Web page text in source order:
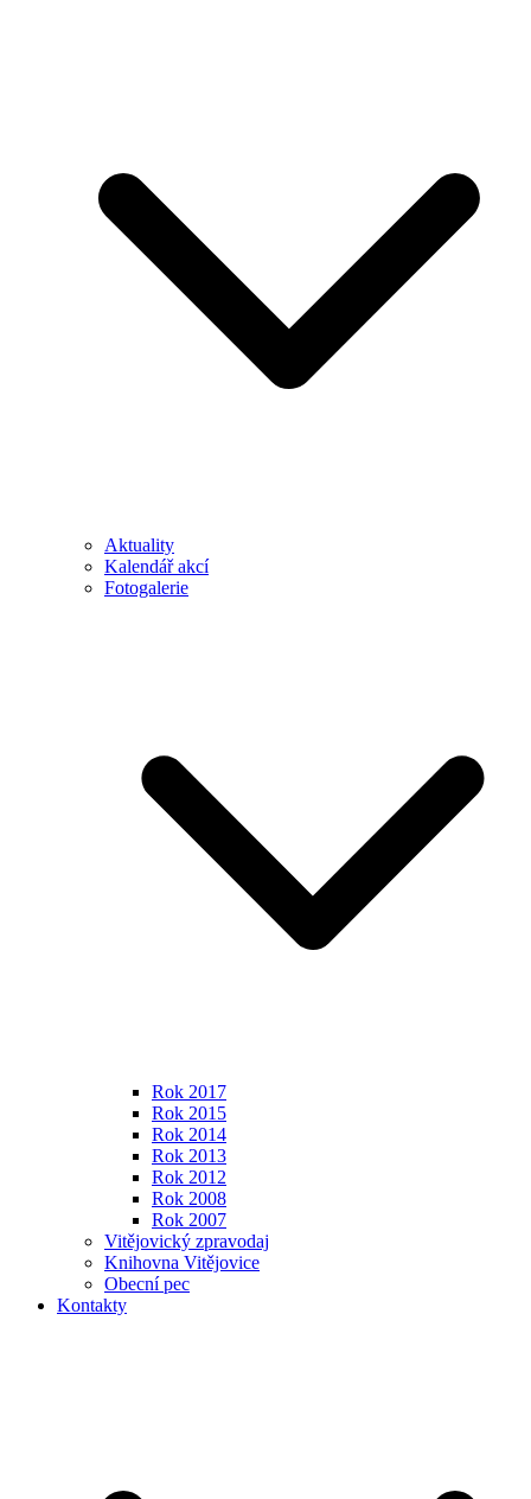
Aktuality
Kalendář akcí
Fotogalerie
Rok 2017
Rok 2015
Rok 2014
Rok 2013
Rok 2012
Rok 2008
Rok 2007
Vitějovický zpravodaj
Knihovna Vitějovice
Obecní pec
Kontakty